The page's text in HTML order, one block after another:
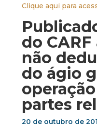
Clique aqui para
do
não
do ágio
partes
20 de outubro de